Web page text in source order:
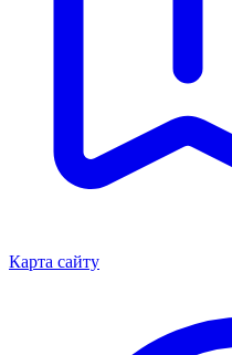
Карта сайту